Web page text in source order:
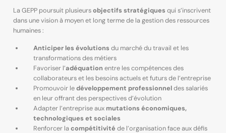
La GEPP poursuit plusieursobjectifs stratégiques qui s’inscrivent
dans une vision à moyen et long terme de la gestion des ressources
humaines :
Anticiper les évolutions du marché du travail et les
transformations des métiers
Favoriser l’adéquation entre les compétences des
collaborateurs et les besoins actuels et futurs de l’entreprise
Promouvoir ledéveloppement professionneldes salariés
en leur offrant des perspectives d’évolution
Adapter l’entreprise aux mutations économiques,
technologiques et sociales
Renforcer lacompétitivité de l’organisation face aux défis